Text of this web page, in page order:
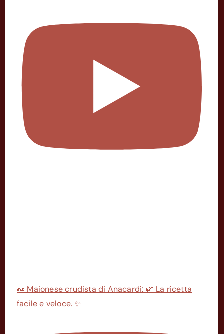
🥜 Maionese crudista di Anacardi: 🌿 La ricetta
facile e veloce. ✨